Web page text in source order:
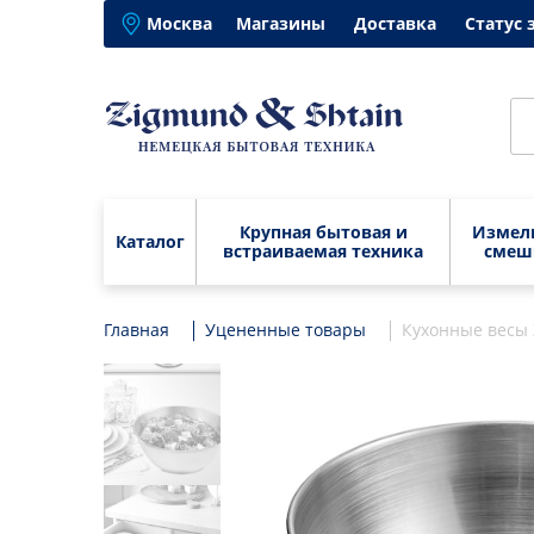
Москва Магазины Доставка Статус
Каталог
Крупная бытовая и
встраиваемая техника
Вытяжки
Электрические духовые шкафы
Посудомоечные машины
Микроволновые печи
Крупная бытовая и
встраиваемая техника
Варочные панели
Посудомоечные
Микроволновые печи
Стиральные машины
Главная Уцененные товары Кухонные весы